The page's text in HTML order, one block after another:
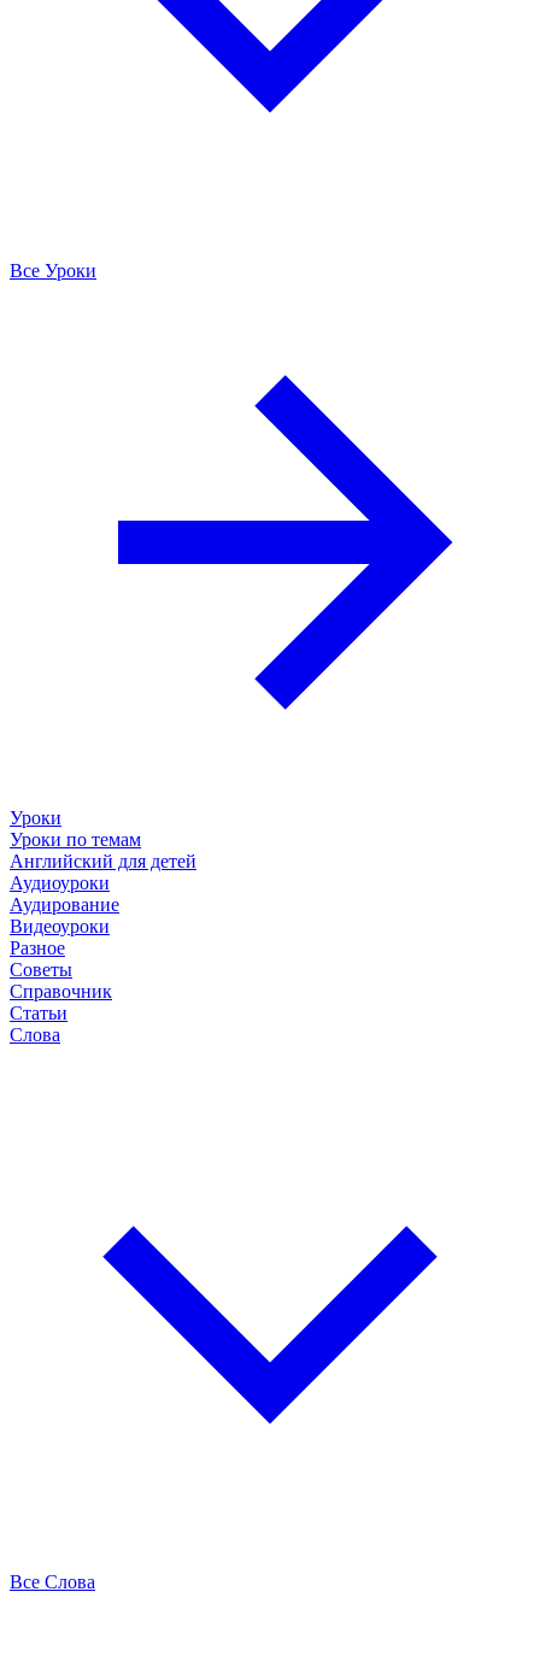
Все Уроки
Уроки
Уроки по темам
Английский для детей
Аудиоуроки
Аудирование
Видеоуроки
Разное
Советы
Справочник
Статьи
Слова
Все Слова